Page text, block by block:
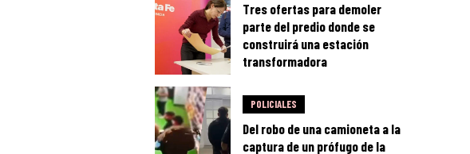
Tres ofertas para demoler
parte del predio donde se
construirá una estación
transformadora
POLICIALES
Del robo de una camioneta a la
captura de un prófugo de la